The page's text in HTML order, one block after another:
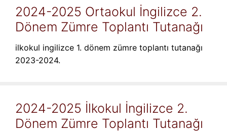
2024-2025 Ortaokul İngilizce 2.
Dönem Zümre Toplantı Tutanağı
ilkokul ingilizce 1. dönem zümre toplantı tutanağı
2023-2024.
2024-2025 İlkokul İngilizce 2.
Dönem Zümre Toplantı Tutanağı